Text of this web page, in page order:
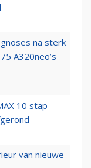
na sterk
A320neo’s
10 stap
van nieuwe